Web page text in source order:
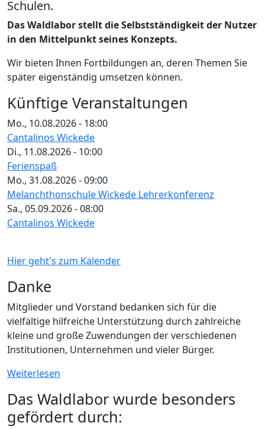
Schulen.
Das Waldlabor stellt die Selbstständigkeit der Nutzer
in den Mittelpunkt seines Konzepts.
Wir bieten Ihnen Fortbildungen an, deren Themen Sie
später eigenständig umsetzen können.
Künftige Veranstaltungen
Mo., 10.08.2026 - 18:00
Cantalinos Wickede
Di., 11.08.2026 - 10:00
Ferienspaß
Mo., 31.08.2026 - 09:00
Melanchthonschule Wickede Lehrerkonferenz
Sa., 05.09.2026 - 08:00
Cantalinos Wickede
Hier geht's zum Kalender
Danke
Mitglieder und Vorstand bedanken sich für die
vielfältige hilfreiche Unterstützung durch zahlreiche
kleine und große Zuwendungen der verschiedenen
Institutionen, Unternehmen und vieler Bürger.
Weiterlesen
Das Waldlabor wurde besonders
gefördert durch: